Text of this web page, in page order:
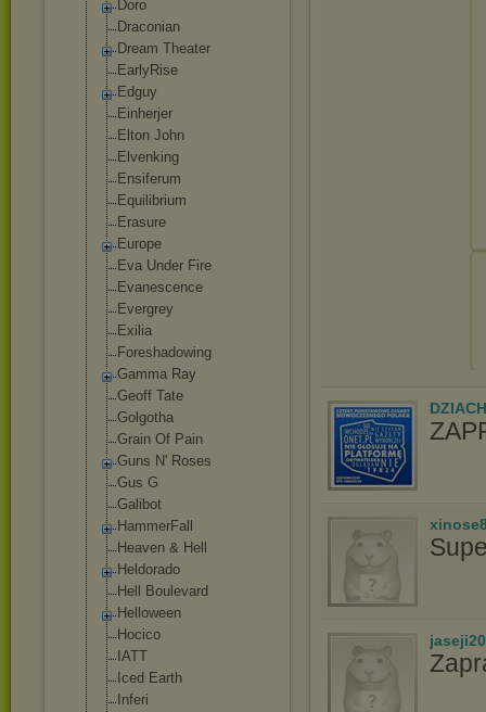
Doro
Draconian
Dream Theater
EarlyRise
Edguy
Einherjer
Elton John
Elvenking
Ensiferum
Equilibrium
Erasure
Europe
Eva Under Fire
Evanescence
Evergrey
Exilia
Foreshadowing
Gamma Ray
Geoff Tate
Golgotha
Grain Of Pain
Guns N' Roses
Gus G
Gаlibоt
HammerFall
Heaven & Hell
Heldorado
Hell Boulevard
Helloween
Hocico
IATT
Iced Earth
Inferi